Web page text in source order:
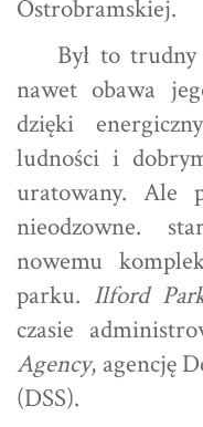
Ostrobramskiej.
Był to trudny
nawet obawa
dzięki
ludności i
uratowany. Ale
nieodzowne.
nowemu
parku. Ilford
czasie
Agency, agencję
(DSS).